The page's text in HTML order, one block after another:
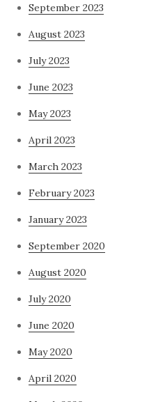
September 2023
August 2023
July 2023
June 2023
May 2023
April 2023
March 2023
February 2023
January 2023
September 2020
August 2020
July 2020
June 2020
May 2020
April 2020